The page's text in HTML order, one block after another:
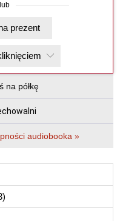
lub
Kup na prezent
na półkę
audiobooka »